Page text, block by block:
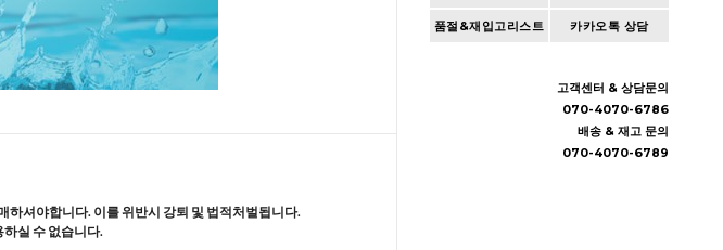
품절&재입고리스트 카카오톡 상담
고객센터 & 상담문의
070-4070-6786
배송 & 재고 문의
070-4070-6789
Cart | Wishlist
하셔야합니다. 이를 위반시 강퇴 및 법적처벌됩니다.
실 수 없습니다.